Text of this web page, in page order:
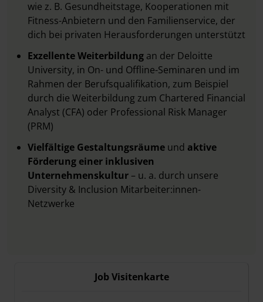
wie z. B. Gesundheitstage, Kooperationen mit
Fitness-Anbietern und den Familienservice, der
dich bei privaten Herausforderungen unterstützt
Exzellente Weiterbildung an der Deloitte
University, in On- und Offline-Seminaren und im
Rahmen der Berufsqualifikation, zum Beispiel
durch die Weiterbildung zum Chartered Financial
Analyst (CFA) oder Professional Risk Manager
(PRM)
Vielfältige Gestaltungsräume und aktive
Förderung einer inklusiven
Unternehmenskultur – u. a. durch unsere
Diversity & Inclusion Mitarbeiter:innen-
Netzwerke
Job Visitenkarte